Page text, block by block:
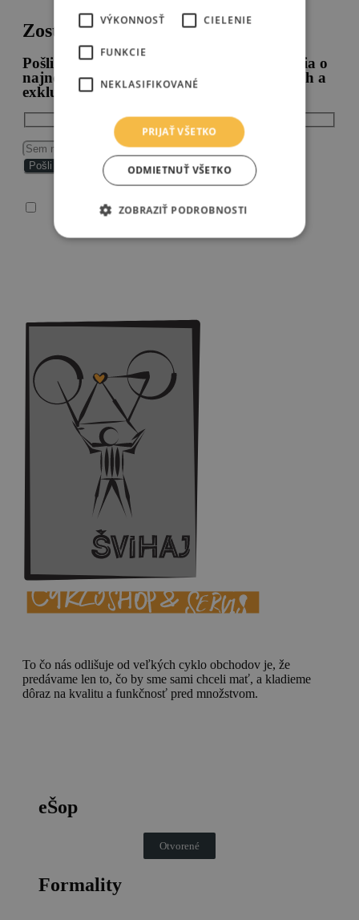
Zostaň v spojení
Pošli nám svoj email a dostávaj upozornenia o
najnovšom tovare v našom Šope, novinkách a
exkluzívnych akciách.
Súhlasím so spracovaním osobných údajov
Vaše osobné údaje spracúvame v súlade so všeobecným nariadením EÚ o ochrane
To čo nás odlišuje od veľkých cyklo obchodov je, že
predávame len to, čo by sme sami chceli mať, a kladieme
dôraz na kvalitu a funkčnosť pred množstvom.
eŠop
Otvorené
Formality
VÝKONNOSŤ CIELENIE
FUNKCIE
NEKLASIFIKOVANÉ
PRIJAŤ VŠETKO
ODMIETNUŤ VŠETKO
ZOBRAZIŤ PODROBNOSTI